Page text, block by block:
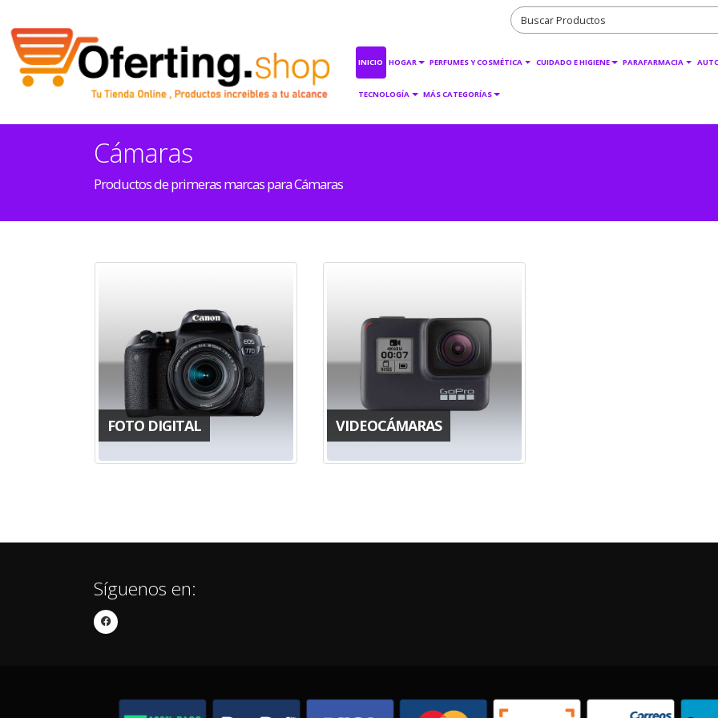
INICIO HOGAR PERFUMES Y COSMÉTICA CUIDADO E HIGIENE PARAFARMACIA
TECNOLOGÍA MÁS CATEGORÍAS
Cámaras
Productos de primeras marcas para Cámaras
FOTO DIGITAL VIDEOCÁMARAS
Síguenos en: